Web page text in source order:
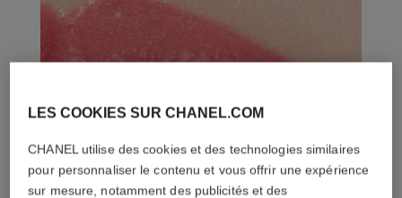
LES COOKIES SUR CHANEL.COM
CHANEL utilise des cookies et des technologies similaires
pour personnaliser le contenu et vous offrir une expérience
sur mesure, notamment des publicités et des